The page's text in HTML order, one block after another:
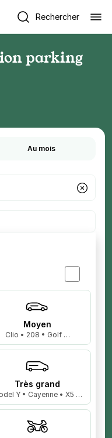
Rechercher
parking
Au mois
Moyen
Clio • 208 • Golf …
Très grand
Y • Cayenne • X5 …